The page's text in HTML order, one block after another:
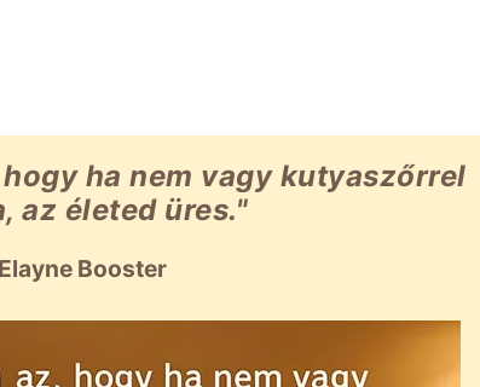
ha nem vagy kutyaszőrrel
az életed üres."
Booster